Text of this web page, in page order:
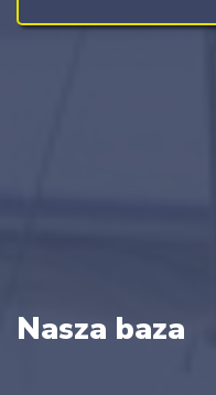
Nasza baza